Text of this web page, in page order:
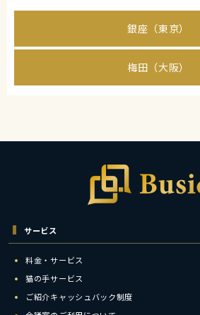
銀座（東京）
梅田（大阪）
サービス
料金・サービス
猫の手サービス
ご紹介キャッシュバック制度